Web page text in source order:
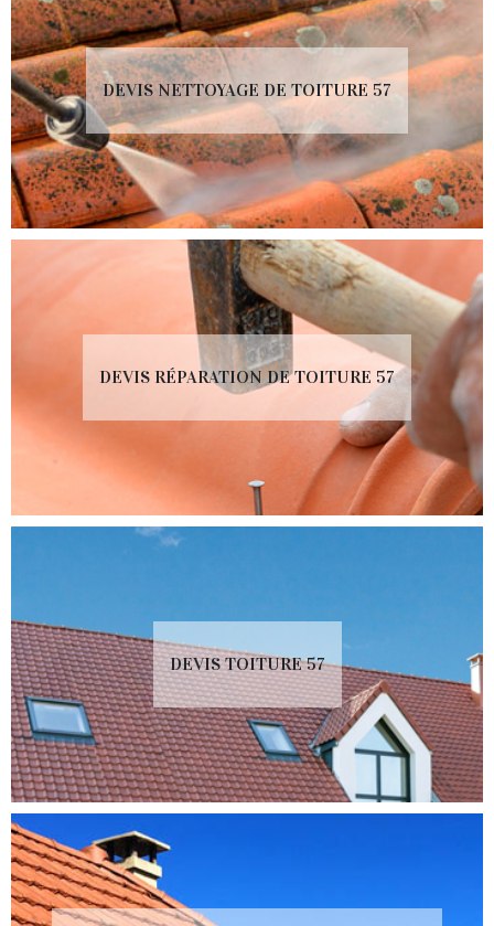
DEVIS NETTOYAGE DE TOITURE 57
DEVIS RÉPARATION DE TOITURE 57
DEVIS TOITURE 57